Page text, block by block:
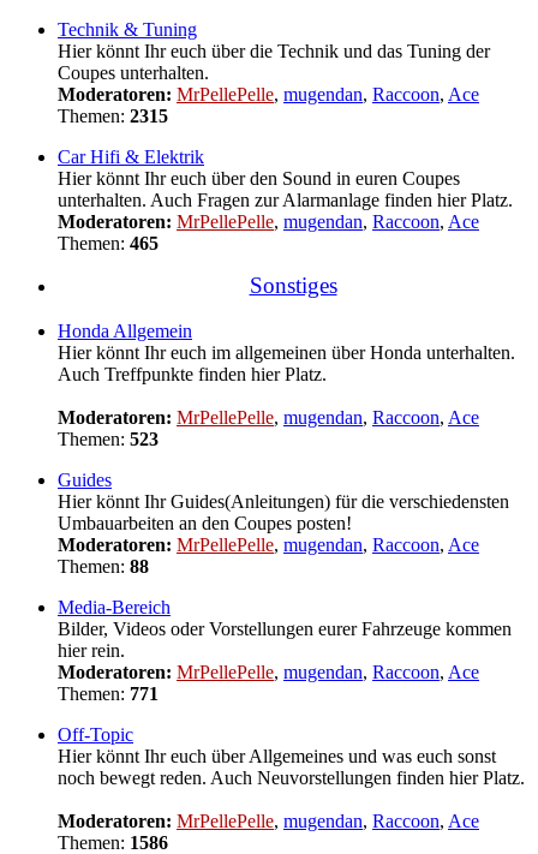
Technik & Tuning
Hier könnt Ihr euch über die Technik und das Tuning der
Coupes unterhalten.
Moderatoren: MrPellePelle, mugendan, Raccoon, Ace
Themen: 2315
Car Hifi & Elektrik
Hier könnt Ihr euch über den Sound in euren Coupes
unterhalten. Auch Fragen zur Alarmanlage finden hier Platz.
Moderatoren: MrPellePelle, mugendan, Raccoon, Ace
Themen: 465
Sonstiges
Honda Allgemein
Hier könnt Ihr euch im allgemeinen über Honda unterhalten.
Auch Treffpunkte finden hier Platz.
Moderatoren: MrPellePelle, mugendan, Raccoon, Ace
Themen: 523
Guides
Hier könnt Ihr Guides(Anleitungen) für die verschiedensten
Umbauarbeiten an den Coupes posten!
Moderatoren: MrPellePelle, mugendan, Raccoon, Ace
Themen: 88
Media-Bereich
Bilder, Videos oder Vorstellungen eurer Fahrzeuge kommen
hier rein.
Moderatoren: MrPellePelle, mugendan, Raccoon, Ace
Themen: 771
Off-Topic
Hier könnt Ihr euch über Allgemeines und was euch sonst
noch bewegt reden. Auch Neuvorstellungen finden hier Platz.
Moderatoren: MrPellePelle, mugendan, Raccoon, Ace
Themen: 1586